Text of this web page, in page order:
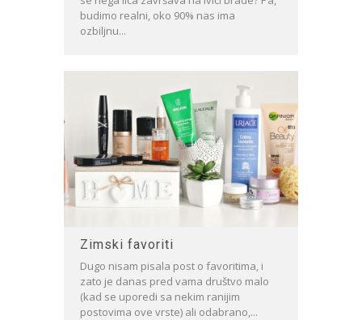
budimo realni, oko 90% nas ima
ozbiljnu...
Zimski favoriti
Dugo nisam pisala post o favoritima, i
zato je danas pred vama društvo malo
(kad se uporedi sa nekim ranijim
postovima ove vrste) ali odabrano,...